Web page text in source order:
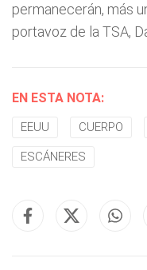
permanecerán, más
portavoz de la TSA,
EN ESTA NOTA:
EEUU CUERPO
ESCÁNERES